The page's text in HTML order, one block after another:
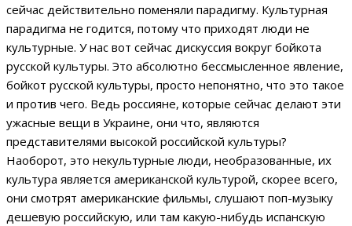
сейчас действительно поменяли парадигму. Культурная
парадигма не годится, потому что приходят люди не
культурные. У нас вот сейчас дискуссия вокруг бойкота
русской культуры. Это абсолютно бессмысленное явление,
бойкот русской культуры, просто непонятно, что это такое
и против чего. Ведь россияне, которые сейчас делают эти
ужасные вещи в Украине, они что, являются
представителями высокой российской культуры?
Наоборот, это некультурные люди, необразованные, их
культура является американской культурой, скорее всего,
они смотрят американские фильмы, слушают поп-музыку
дешевую российскую, или там какую-нибудь испанскую